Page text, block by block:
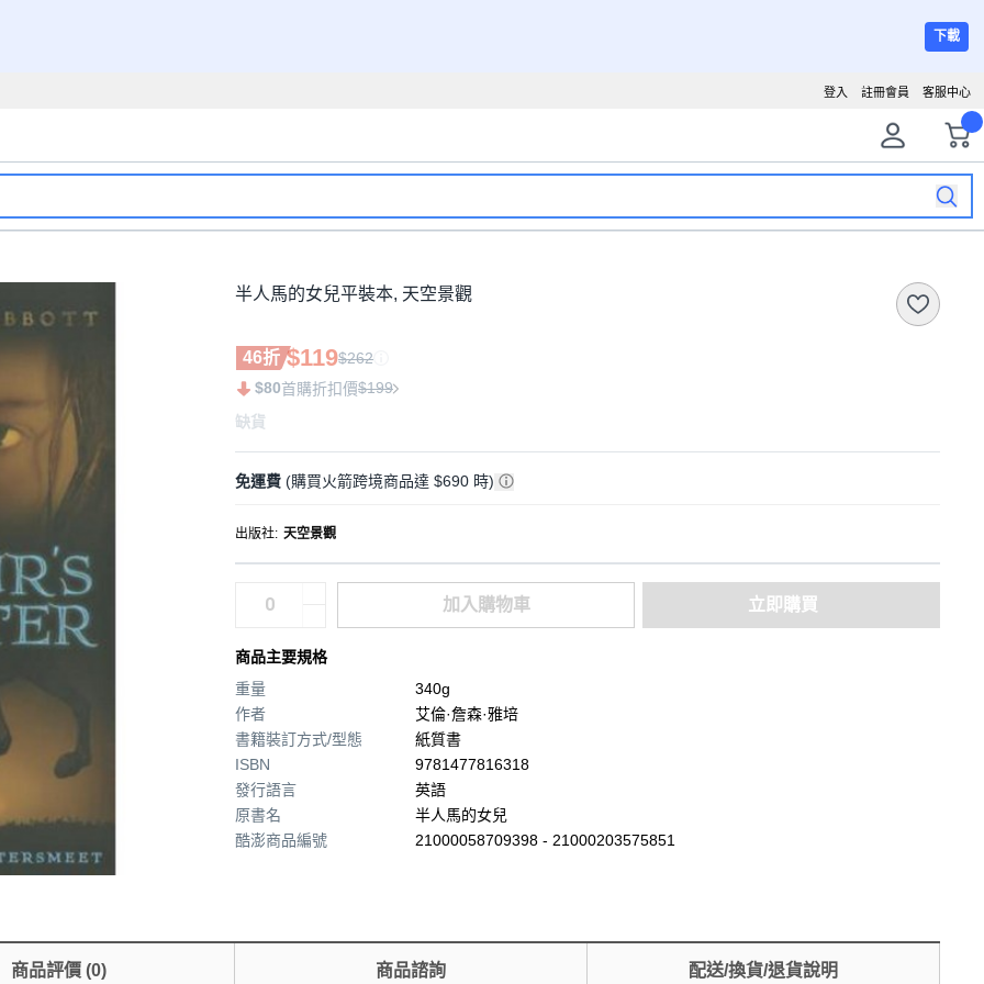
下載
客服中心
註冊會員
登入
半人馬的女兒平裝本, 天空景觀
46折 $119$262
$80首購折扣價$199
缺貨
免運費 (購買火箭跨境商品達 $690 時)
出版社: 天空景觀
加入購物車 立即購買
商品主要規格
重量
340g
作者
艾倫·詹森·雅培
書籍裝訂方式/型態
紙質書
ISBN
9781477816318
發行語言
英語
原書名
半人馬的女兒
酷澎商品編號
21000058709398 - 21000203575851
商品評價(0) 商品諮詢 配送/換貨/退貨說明